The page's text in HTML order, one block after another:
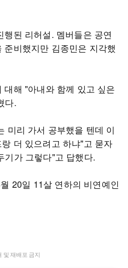
행된 리허설. 멤버들은 공연
준비했지만 김종민은 지각했
대해 "아내와 함께 있고 싶은
다.
미리 가서 공부했을 텐데 이
더 있으려고 하냐"고 묻자
기가 그렇다"고 답했다.
20일 11살 연하의 비연예인
및 재배포 금지